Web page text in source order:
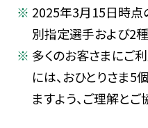
2025年3月15日時点
別指定選手および2種
多くのお客さまにご
には、おひとりさま5
ますよう、ご理解と